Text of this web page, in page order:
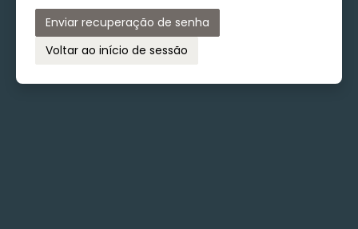
Enviar recuperação de senha
Voltar ao início de sessão